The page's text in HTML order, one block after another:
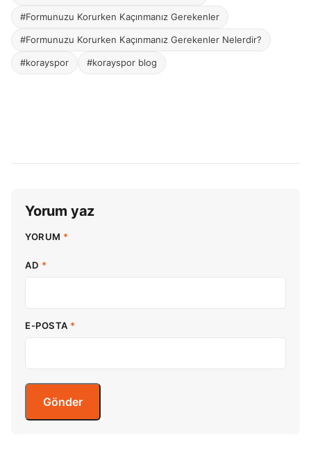
#Formunuzu Korurken Kaçınmanız Gerekenler
#Formunuzu Korurken Kaçınmanız Gerekenler Nelerdir?
#korayspor #korayspor blog
Yorum yaz
YORUM *
AD *
E-POSTA *